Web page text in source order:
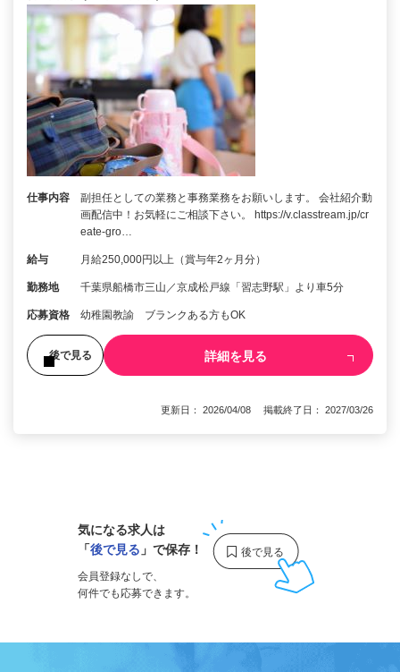
仕事内容
副担任としての業務と事務業務をお願いします。 会社紹介動
画配信中！お気軽にご相談下さい。 https://v.classtream.jp/cr
eate-gro…
給与 月給250,000円以上（賞与年2ヶ月分）
勤務地 千葉県船橋市三山／京成松戸線「習志野駅」より車5分
応募資格 幼稚園教諭 ブランクある方もOK
後で見る 詳細を見る
更新日： 2026/04/08 掲載終了日： 2027/03/26
気になる求人は
「後で見る 」で保存！
会員登録なしで、
何件でも応募できます。